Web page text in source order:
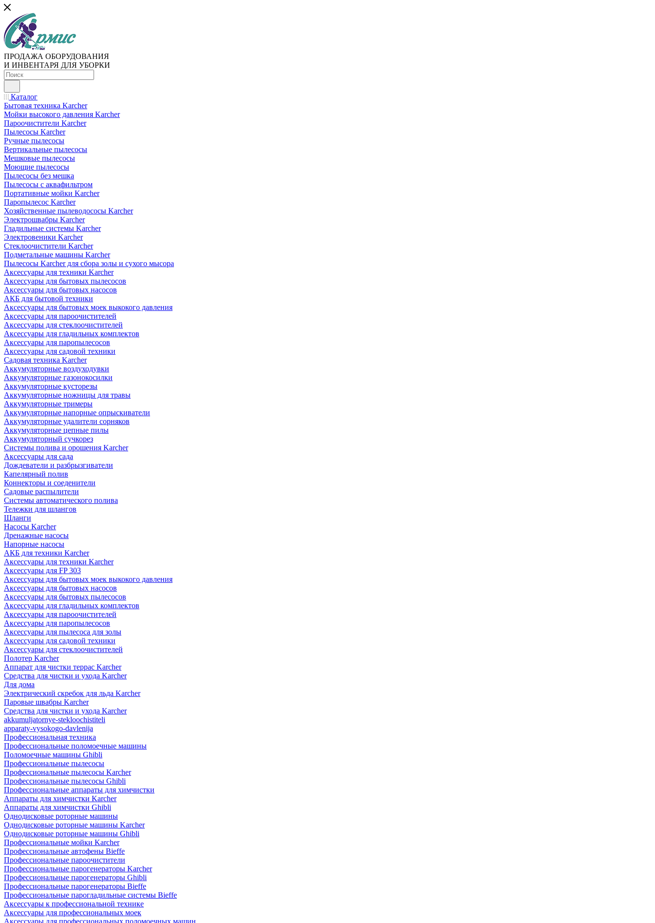
ПРОДАЖА ОБОРУДОВАНИЯ
И ИНВЕНТАРЯ ДЛЯ УБОРКИ
Каталог
Бытовая техника Karcher
Мойки высокого давления Karcher
Пароочистители Karcher
Пылесосы Karcher
Ручные пылесосы
Вертикальные пылесосы
Мешковые пылесосы
Моющие пылесосы
Пылесосы без мешка
Пылесосы с аквафильтром
Портативные мойки Karcher
Паропылесос Karcher
Хозяйственные пылеводососы Karcher
Электрошвабры Karcher
Гладильные системы Karcher
Электровеники Karcher
Стеклоочистители Karcher
Подметальные машины Karcher
Пылесосы Karcher для сбора золы и сухого мысора
Аксессуары для техники Karcher
Аксессуары для бытовых пылесосов
Аксессуары для бытовых насосов
АКБ для бытовой техники
Аксессуары для бытовых моек выкокого давления
Аксессуары для пароочистителей
Аксессуары для стеклоочистителей
Аксессуары для гладильных комплектов
Аксессуары для паропылесосов
Аксессуары для садовой техники
Садовая техника Karcher
Аккумуляторные воздуходувки
Аккумуляторные газонокосилки
Аккумуляторные кусторезы
Аккумуляторные ножницы для травы
Аккумуляторные тримеры
Аккумуляторные напорные опрыскиватели
Аккумуляторные удалители сорняков
Аккумуляторные цепные пилы
Аккумуляторный сучкорез
Системы полива и орошения Karcher
Аксессуары для сада
Дождеватели и разбрызгиватели
Капелярный полив
Коннекторы и соеденители
Садовые распылители
Системы автоматического полива
Тележки для шлангов
Шланги
Насосы Karcher
Дренажные насосы
Напорные насосы
АКБ для техники Karcher
Аксессуары для техники Karcher
Аксессуары для FP 303
Аксессуары для бытовых моек выкокого давления
Аксессуары для бытовых насосов
Аксессуары для бытовых пылесосов
Аксессуары для гладильных комплектов
Аксессуары для пароочистителей
Аксессуары для паропылесосов
Аксессуары для пылесоса для золы
Аксессуары для садовой техники
Аксессуары для стеклоочистителей
Полотер Karcher
Аппарат для чистки террас Karcher
Средства для чистки и ухода Karcher
Для дома
Электрический скребок для льда Karcher
Паровые швабры Karcher
Средства для чистки и ухода Karcher
akkumuljatornye-stekloochistiteli
apparaty-vysokogo-davlenija
Профессиональная техника
Профессиональные поломоечные машины
Поломоечные машины Ghibli
Профессиональные пылесосы
Профессиональные пылесосы Karcher
Профессиональные пылесосы Ghibli
Профессиональные аппараты для химчистки
Аппараты для химчистки Karcher
Аппараты для химчистки Ghibli
Однодисковые роторные машины
Однодисковые роторные машины Karcher
Однодисковые роторные машины Ghibli
Профессиональные мойки Karcher
Профессиональные автофены Bieffe
Профессиональные пароочистители
Профессиональные парогенераторы Karcher
Профессиональные парогенераторы Ghibli
Профессиональные парогенераторы Bieffe
Профессиональные парогладильные системы Bieffe
Аксессуары к профессиональной технике
Аксессуары для профессиональных моек
Аксессуары для профессиональных поломоечных машин